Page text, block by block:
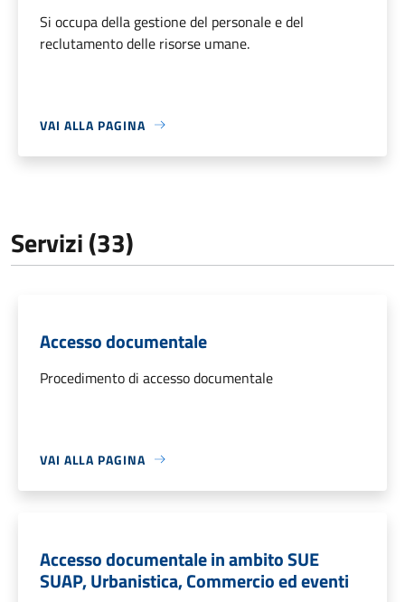
Si occupa della gestione del personale e del
reclutamento delle risorse umane.
VAI ALLA PAGINA
Servizi (33)
Accesso documentale
Procedimento di accesso documentale
VAI ALLA PAGINA
Accesso documentale in ambito SUE
SUAP, Urbanistica, Commercio ed eventi